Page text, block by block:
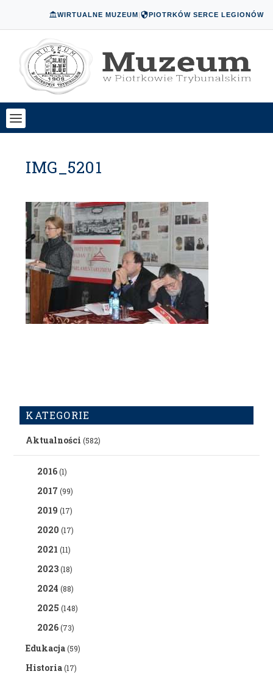
WIRTUALNE MUZEUM| PIOTRKÓW SERCE LEGIONÓW
IMG_5201
KATEGORIE
Aktualności (582)
2016(1)
2017 (99)
2019 (17)
2020 (17)
2021 (11)
2023(18)
2024 (88)
2025 (148)
2026(73)
Edukacja(59)
Historia(17)